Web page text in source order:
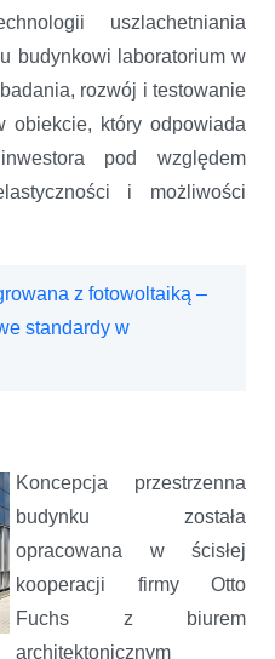
uszlachetniania
budynkowi laboratorium w
rozwój i testowanie
obiekcie, który odpowiada
pod względem
i możliwości
z fotowoltaiką –
standardy w
Koncepcja przestrzenna
budynku została
opracowana w ścisłej
kooperacji firmy Otto
Fuchs z biurem
architektonicznym